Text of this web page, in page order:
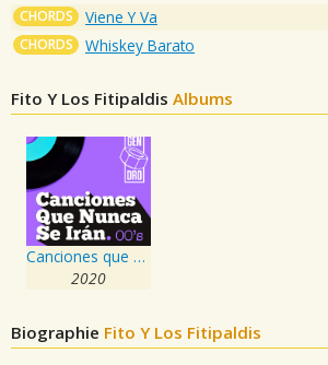
CHORDS Viene Y Va
CHORDS Whiskey Barato
Fito Y Los Fitipaldis Albums
Canciones que nunca se irán. Los 2000
2020
Biographie Fito Y Los Fitipaldis